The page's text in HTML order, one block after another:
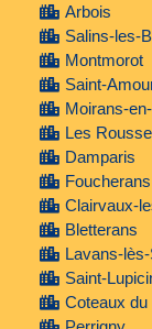
Arbois
Salins-les-
Montmorot
Saint-
Moirans-
Les
Damparis
Foucherans
Clairvaux-
Bletterans
Lavans-
Saint-
Coteaux du